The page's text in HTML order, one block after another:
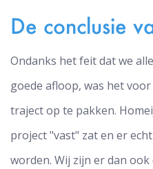
De conclusie
Ondanks het feit dat we
goede afloop, was het
traject op te pakken.
project "vast" zat en er
worden. Wij zijn er dan